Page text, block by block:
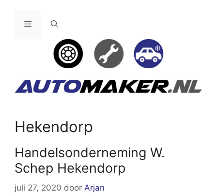
Menu
Hekendorp
Handelsonderneming W.
Schep Hekendorp
juli 27, 2020 door Arjan